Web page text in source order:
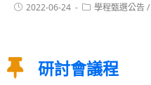
2022-06-24 學程甄選公告/
研討會議程